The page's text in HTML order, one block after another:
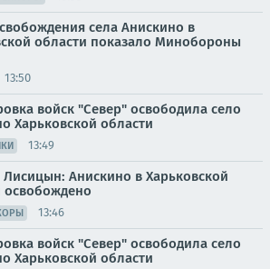
села Анискино в
области показало Минобороны
13:50
войск "Север" освободила село
Харьковской области
13:49
Лисицын: Анискино в Харьковской
освобождено
13:46
войск "Север" освободила село
Харьковской области